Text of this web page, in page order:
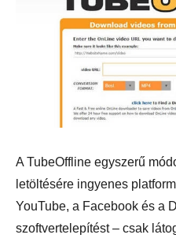
A TubeOffline egyszerű
letöltésére ingyenes
YouTube, a Facebook és a
szoftvertelepítést – csak